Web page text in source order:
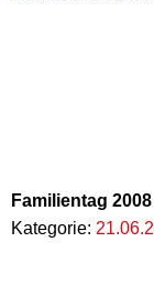
Familientag 2008
Kategorie: